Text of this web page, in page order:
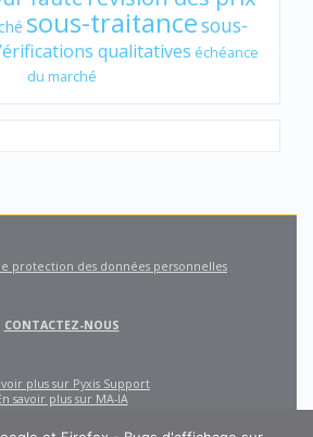
sous-traitancesous-
qualitatives échéance
du marché
protection des données personnelles
CONTACTEZ-NOUS
plus sur Pyxis Support
savoir plus sur MA-IA